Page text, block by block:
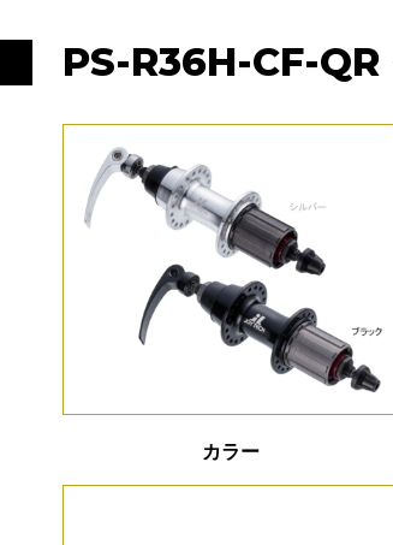
PS-R36H-CF-
カラー